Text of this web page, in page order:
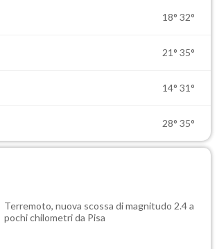
18° 32°
21° 35°
14° 31°
28° 35°
Terremoto, nuova scossa di magnitudo 2.4 a
pochi chilometri da Pisa